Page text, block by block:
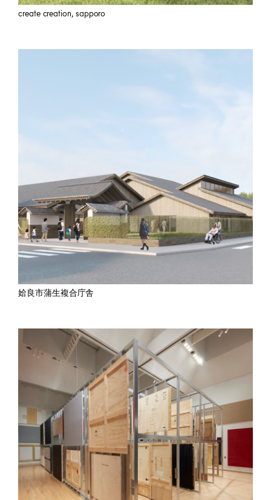
create creation, sapporo
姶良市蒲生複合庁舎